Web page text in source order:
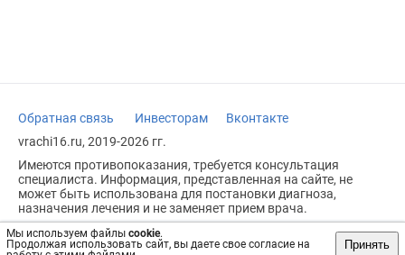
Мы используем файлы cookie.
Продолжая использовать сайт, вы даете свое согласие на
Принять
Обратная связь Инвесторам
Вконтакте
vrachi16.ru, 2019-2026 гг.
Имеются противопоказания, требуется консультация
специалиста. Информация, представленная на сайте, не
может быть использована для постановки диагноза,
назначения лечения и не заменяет прием врача.
Возрастное ограничение: 18+